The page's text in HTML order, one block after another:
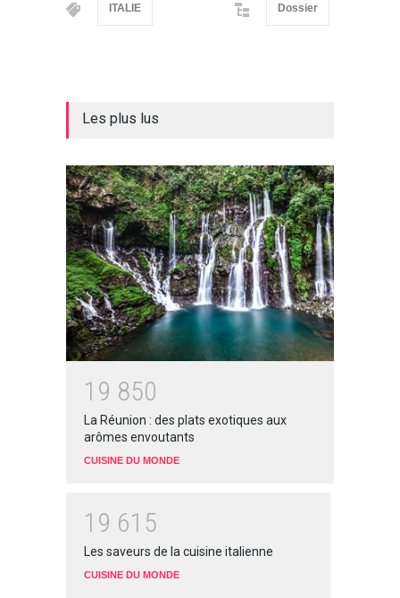
ITALIE Dossier
Les plus lus
1 9 850
La Réunion : des plats exotiques aux
arômes envoutants
CUISINE DU MONDE
1 9 61 5
Les saveurs de la cuisine italienne
CUISINE DU MONDE